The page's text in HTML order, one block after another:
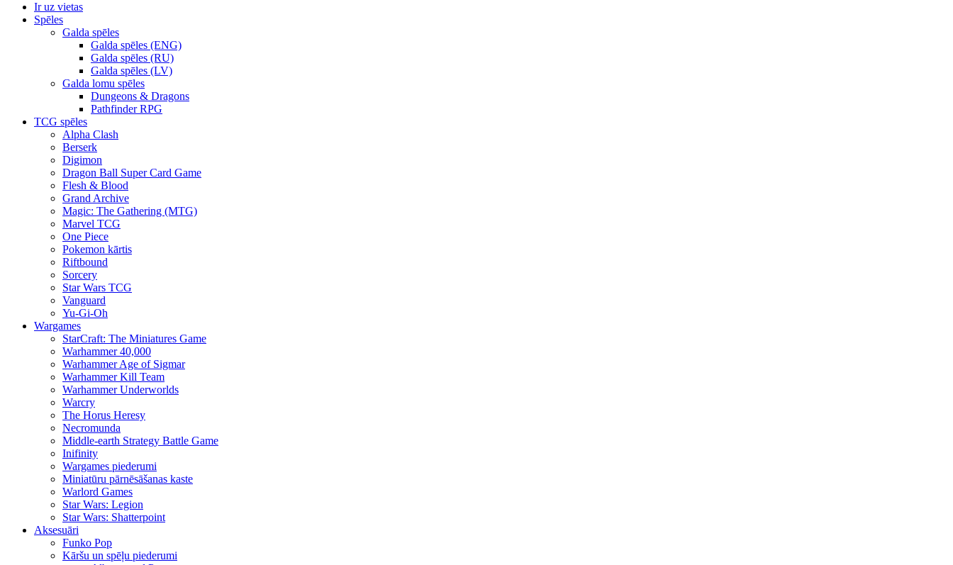
Ir uz vietas
Spēles
Galda spēles
Galda spēles (ENG)
Galda spēles (RU)
Galda spēles (LV)
Galda lomu spēles
Dungeons & Dragons
Pathfinder RPG
TCG spēles
Alpha Clash
Berserk
Digimon
Dragon Ball Super Card Game
Flesh & Blood
Grand Archive
Magic: The Gathering (MTG)
Marvel TCG
One Piece
Pokemon kārtis
Riftbound
Sorcery
Star Wars TCG
Vanguard
Yu-Gi-Oh
Wargames
StarCraft: The Miniatures Game
Warhammer 40,000
Warhammer Age of Sigmar
Warhammer Kill Team
Warhammer Underworlds
Warcry
The Horus Heresy
Necromunda
Middle-earth Strategy Battle Game
Inifinity
Wargames piederumi
Miniatūru pārnēsāšanas kaste
Warlord Games
Star Wars: Legion
Star Wars: Shatterpoint
Aksesuāri
Funko Pop
Kāršu un spēļu piederumi